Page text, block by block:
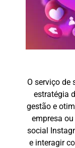
O serviço de
estratégia
gestão e
empresa
social
e interagir